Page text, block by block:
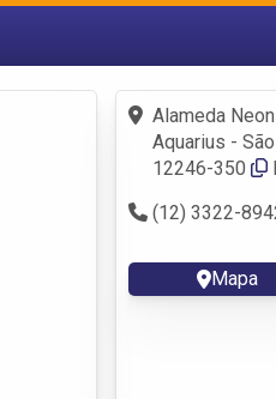
Fazer login
Criar conta
Alameda
Aquarius -
12246-350
(12) 3322-
Mapa